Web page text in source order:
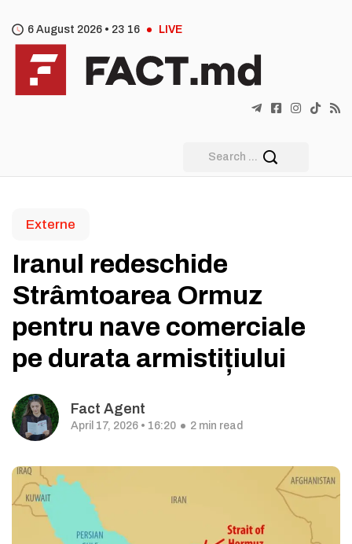
6 August 2026 • 23 16 LIVE
Externe
Iranul redeschide
Strâmtoarea Ormuz
pentru nave comerciale
pe durata armistițiului
Fact Agent
April 17, 2026 • 16:20 2 min read